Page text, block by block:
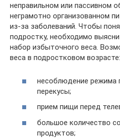
неправильном или пассивном
неграмотно организованном
из-за заболеваний. Чтобы
подростку, необходимо
набор избыточного веса.
веса в подростковом возрасте:
несоблюдение режима
перекусы;
прием пищи перед
большое количество
продуктов;